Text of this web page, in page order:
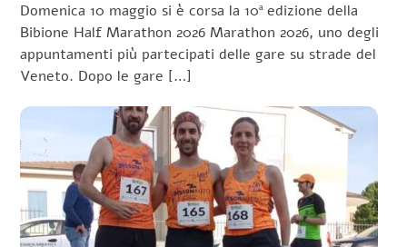
Domenica 10 maggio si è corsa la 10ª edizione della
Bibione Half Marathon 2026 Marathon 2026, uno degli
appuntamenti più partecipati delle gare su strade del
Veneto. Dopo le gare […]